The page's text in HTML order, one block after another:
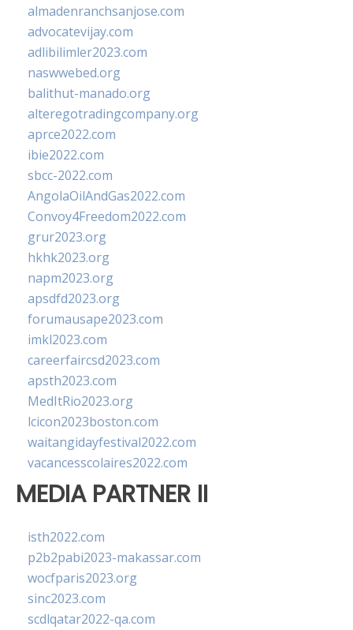
almadenranchsanjose.com
advocatevijay.com
adlibilimler2023.com
naswwebed.org
balithut-manado.org
alteregotradingcompany.org
aprce2022.com
ibie2022.com
sbcc-2022.com
AngolaOilAndGas2022.com
Convoy4Freedom2022.com
grur2023.org
hkhk2023.org
napm2023.org
apsdfd2023.org
forumausape2023.com
imkl2023.com
careerfaircsd2023.com
apsth2023.com
MedItRio2023.org
lcicon2023boston.com
waitangidayfestival2022.com
vacancesscolaires2022.com
MEDIA PARTNER II
isth2022.com
p2b2pabi2023-makassar.com
wocfparis2023.org
sinc2023.com
scdlqatar2022-qa.com